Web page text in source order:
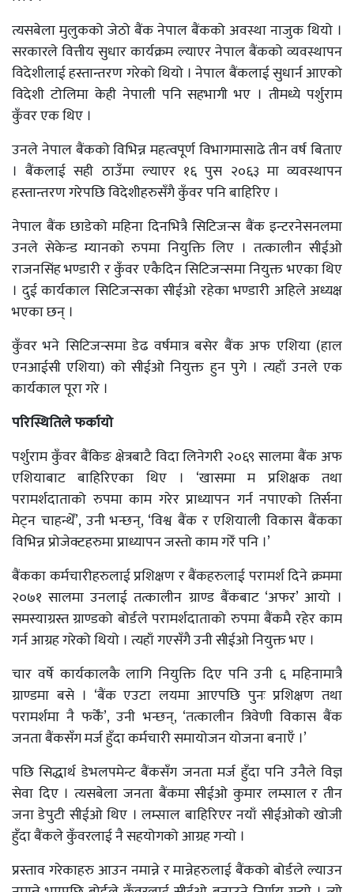
त्यसबेला मुलुकको जेठो बैंक नेपाल बैंकको अवस्था नाजुक थियो ।
सरकारले वित्तीय सुधार कार्यक्रम ल्याएर नेपाल बैंकको व्यवस्थापन
विदेशीलाई हस्तान्तरण गरेको थियो । नेपाल बैंकलाई सुधार्न आएको
विदेशी टोलिमा केही नेपाली पनि सहभागी भए । तीमध्ये पर्शुराम
कुँवर एक थिए ।
उनले नेपाल बैंकको विभिन्न महत्वपूर्ण विभागमासाढे तीन वर्ष बिताए
। बैंकलाई सही ठाउँमा ल्याएर १६ पुस २०६३ मा व्यवस्थापन
हस्तान्तरण गरेपछि विदेशीहरुसँगै कुँवर पनि बाहिरिए ।
नेपाल बैंक छाडेको महिना दिनभित्रै सिटिजन्स बैंक इन्टरनेसनलमा
उनले सेकेन्ड म्यानको रुपमा नियुक्ति लिए । तत्कालीन सीईओ
राजनसिंह भण्डारी र कुँवर एकैदिन सिटिजन्समा नियुक्त भएका थिए
। दुई कार्यकाल सिटिजन्सका सीईओ रहेका भण्डारी अहिले अध्यक्ष
भएका छन् ।
कुँवर भने सिटिजन्समा डेढ वर्षमात्र बसेर बैंक अफ एशिया (हाल
एनआईसी एशिया) को सीईओ नियुक्त हुन पुगे । त्यहाँ उनले एक
कार्यकाल पूरा गरे ।
परिस्थितिले फर्कायो
पर्शुराम कुँवर बैंकिङ क्षेत्रबाटै विदा लिनेगरी २०६९ सालमा बैंक अफ
एशियाबाट बाहिरिएका थिए । ‘खासमा म प्रशिक्षक तथा
परामर्शदाताको रुपमा काम गरेर प्राध्यापन गर्न नपाएको तिर्सना
मेट्न चाहन्थेँ’, उनी भन्छन्, ‘विश्व बैंक र एशियाली विकास बैंकका
विभिन्न प्रोजेक्टहरुमा प्राध्यापन जस्तो काम गरेँ पनि ।’
बैंकका कर्मचारीहरुलाई प्रशिक्षण र बैंकहरुलाई परामर्श दिने क्रममा
२०७१ सालमा उनलाई तत्कालीन ग्राण्ड बैंकबाट ‘अफर’ आयो ।
समस्याग्रस्त ग्राण्डको बोर्डले परामर्शदाताको रुपमा बैंकमै रहेर काम
गर्न आग्रह गरेको थियो । त्यहाँ गएसँगै उनी सीईओ नियुक्त भए ।
चार वर्षे कार्यकालकै लागि नियुक्ति दिए पनि उनी ६ महिनामात्रै
ग्राण्डमा बसे । ‘बैंक एउटा लयमा आएपछि पुनः प्रशिक्षण तथा
परामर्शमा नै फर्केँ’, उनी भन्छन्, ‘तत्कालीन त्रिवेणी विकास बैंक
जनता बैंकसँग मर्ज हुँदा कर्मचारी समायोजन योजना बनाएँ ।’
पछि सिद्धार्थ डेभलपमेन्ट बैंकसँग जनता मर्ज हुँदा पनि उनैले विज्ञ
सेवा दिए । त्यसबेला जनता बैंकमा सीईओ कुमार लम्साल र तीन
जना डेपुटी सीईओ थिए । लम्साल बाहिरिएर नयाँ सीईओको खोजी
हुँदा बैंकले कुँवरलाई नै सहयोगको आग्रह गर्‍याे ।
प्रस्ताव गरेकाहरु आउन नमान्ने र मान्नेहरुलाई बैंकको बोर्डले ल्याउन